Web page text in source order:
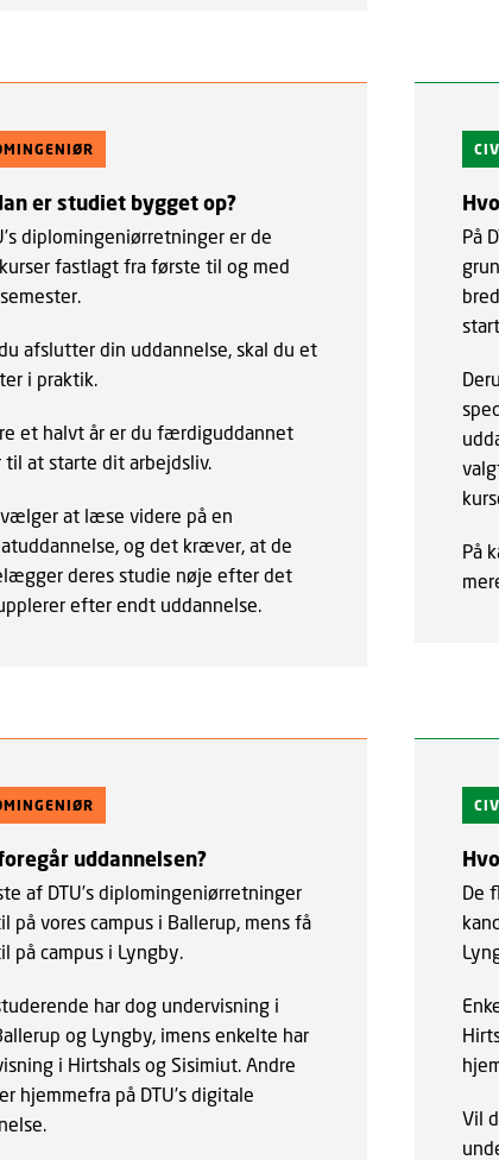
er studiet bygget op?
diplomingeniørretninger er de
fastlagt fra første til og med
afslutter din uddannelse, skal du et
i praktik.
et halvt år er du færdiguddannet
til at starte dit arbejdsliv.
at læse videre på en
og det kræver, at de
deres studie nøje efter det
efter endt uddannelse.
På
På
uddannelsen?
af DTU’s diplomingeniørretninger
på vores campus i Ballerup, mens få
på campus i Lyngby.
har dog undervisning i
og Lyngby, imens enkelte har
i Hirtshals og Sisimiut. Andre
hjemmefra på DTU’s digitale
De
Vil